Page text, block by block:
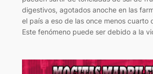
digestivos, agotados anoche en las
el país a eso de las once menos cuarto
Este fenómeno puede ser debido a la